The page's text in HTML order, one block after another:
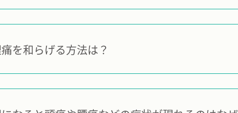
を和らげる方法は？